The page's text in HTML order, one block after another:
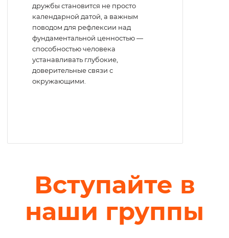
дружбы становится не просто
календарной датой, а важным
поводом для рефлексии над
фундаментальной ценностью —
способностью человека
устанавливать глубокие,
доверительные связи с
окружающими.
Вступайте в
наши группы